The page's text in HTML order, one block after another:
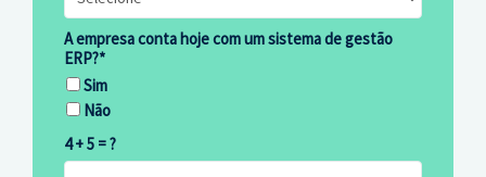
A empresa conta hoje com um sistema de gestão
ERP?*
Sim
Não
4 + 5 = ?